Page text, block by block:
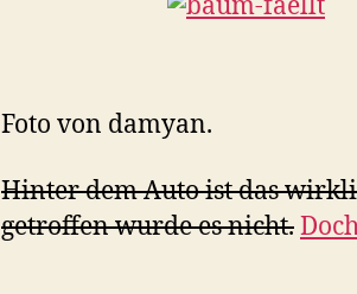
Foto von damyan.
Hinter dem Auto ist das
getroffen wurde es nicht.